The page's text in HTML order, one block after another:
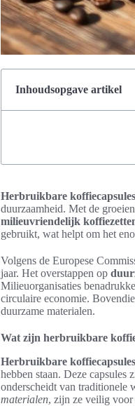
Inhoudsopgave artikel
Herbruikbare koffiecapsules
duurzaamheid. Met de
milieuvriendelijk
gebruikt, wat helpt om het
Volgens de Europese
jaar. Het overstappen op
Milieuorganisaties
circulaire economie.
duurzame materialen.
Wat zijn herbruikbare
Herbruikbare koffiecapsules
hebben staan. Deze
onderscheidt van traditionele
materialen, zijn ze veilig voor